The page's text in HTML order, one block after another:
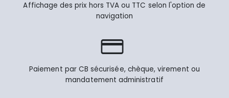
Affichage des prix hors TVA ou TTC selon l'option de
navigation
Paiement par CB sécurisée, chèque, virement ou
mandatement administratif